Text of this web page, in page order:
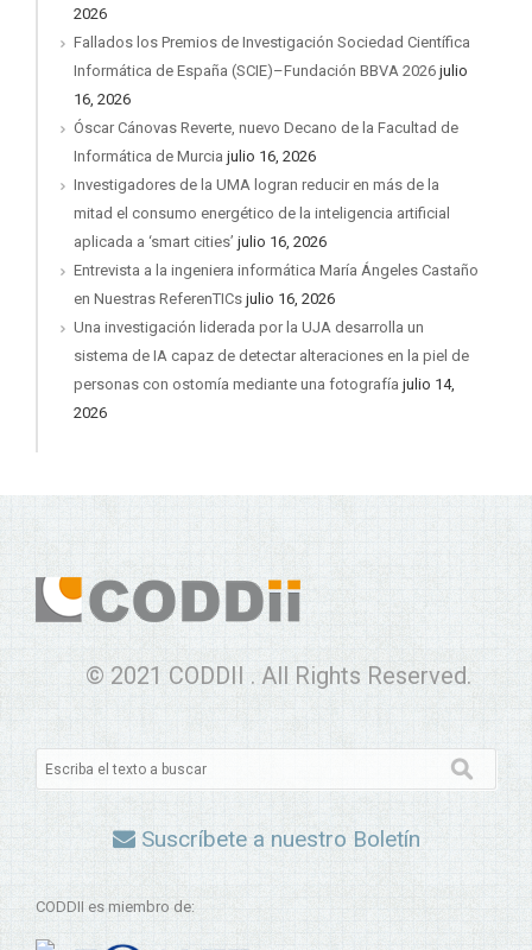
2026
Fallados los Premios de Investigación Sociedad Científica
Informática de España (SCIE)–Fundación BBVA 2026 julio
16, 2026
Óscar Cánovas Reverte, nuevo Decano de la Facultad de
Informática de Murcia julio 16, 2026
Investigadores de la UMA logran reducir en más de la
mitad el consumo energético de la inteligencia artificial
aplicada a ‘smart cities’ julio 16, 2026
Entrevista a la ingeniera informática María Ángeles Castaño
en Nuestras ReferenTICs julio 16, 2026
Una investigación liderada por la UJA desarrolla un
sistema de IA capaz de detectar alteraciones en la piel de
personas con ostomía mediante una fotografía julio 14,
2026
© 2021 CODDII . All Rights Reserved.
Suscríbete a nuestro Boletín
CODDII es miembro de: